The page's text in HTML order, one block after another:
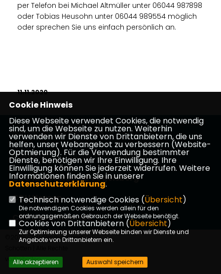
per Telefon bei Michael Altmüller unter 06044 987898
oder Tobias Heusohn unter 06044 989554 möglich
oder sprechen Sie uns einfach persönlich an.
11.11.2020
Homepage CDU Schotten
Impressum Datenschutz Kontakt
CDU Kreisverband Vogelsberg
CDU Hessen
CDU Deutschlands
©2026 CDU Stadtverband
vorbehalten.
Cookie Hinweis
Diese Webseite verwendet Cookies, die notwendig
sind, um die Webseite zu nutzen. Weiterhin
verwenden wir Dienste von Drittanbietern, die uns
helfen, unser Webangebot zu verbessern (Website-
Optmierung). Für die Verwendung bestimmter
Dienste, benötigen wir Ihre Einwilligung. Ihre
Einwilligung können Sie jederzeit widerrufen. Weitere
Informationen finden Sie in unserer
Datenschutzerklärung.
Technisch notwendige Cookies (Übersicht)
Die notwendigen Cookies werden allein für den
ordnungsgemäßen Gebrauch der Webseite benötigt.
Cookies von Drittanbietern (Übersicht)
Zur Optimierung unserer Webseite binden wir Dienste und
Angebote von Drittanbietern ein.
Alle akzeptieren Auswahl speichern